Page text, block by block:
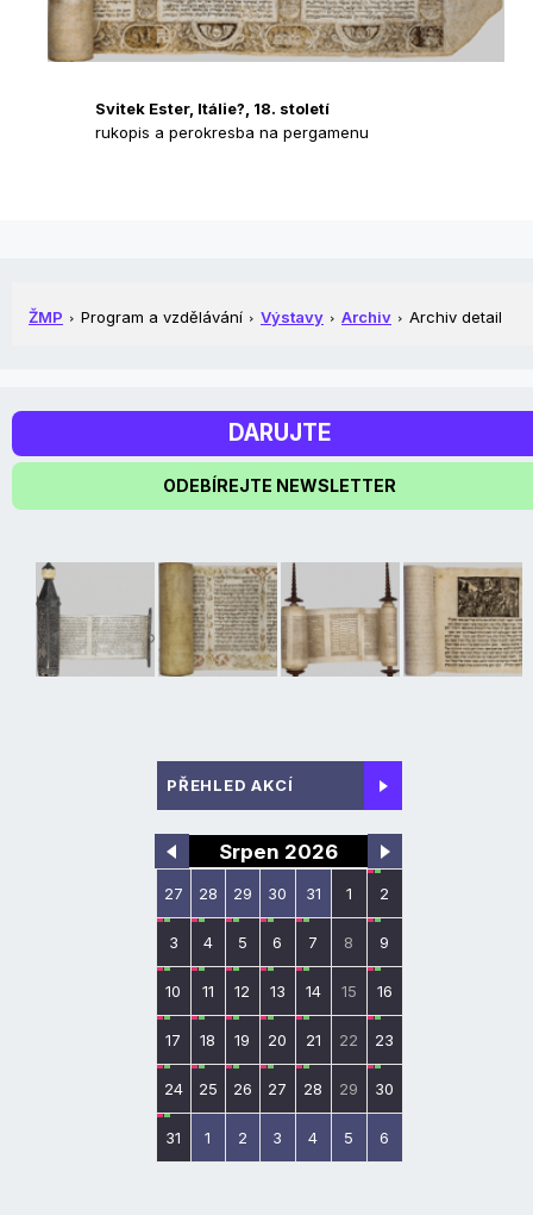
Svitek Ester, Itálie?, 18. století
rukopis a perokresba na pergamenu
ŽMP Program a vzdělávání Výstavy Archiv Archiv detail
DARUJTE
ODEBÍREJTE NEWSLETTER
PŘEHLED AKCÍ
Srpen 2026
27 28 29 30 31 1 2
3 4 5 6 7 8 9
10 11 12 13 14 15 16
17 18 19 20 21 22 23
24 25 26 27 28 29 30
31 1 2 3 4 5 6